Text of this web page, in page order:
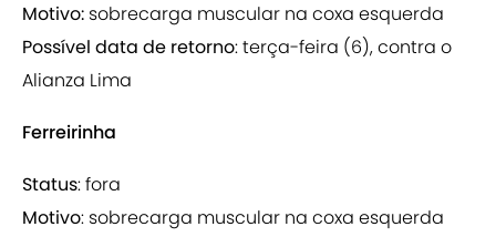
Motivo: sobrecarga muscular na coxa esquerda
Possível data de retorno: terça-feira (6), contra o
Alianza Lima
Ferreirinha
Status: fora
Motivo: sobrecarga muscular na coxa esquerda